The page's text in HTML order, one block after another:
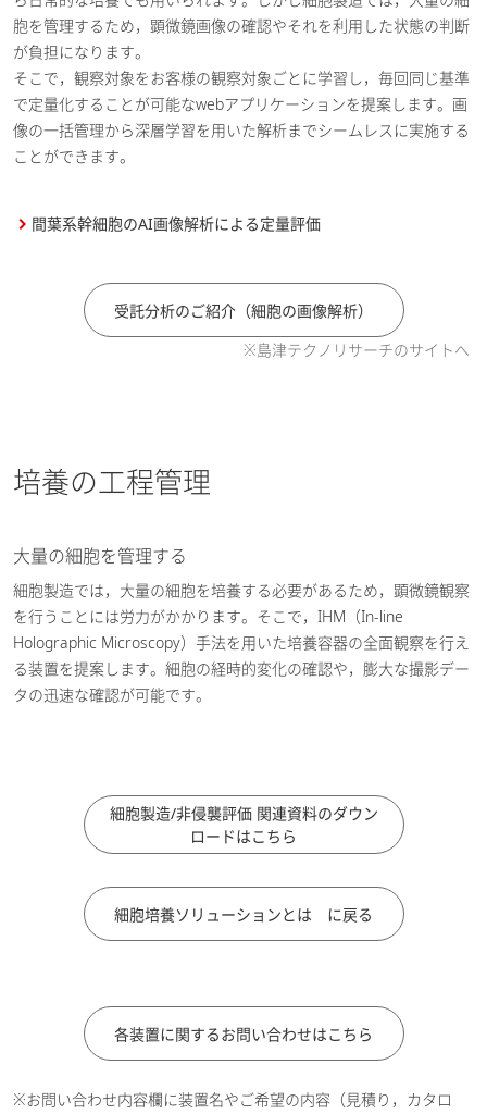
胞を管理するため，顕微鏡画像の確認やそれを利用した状態の判断
が負担になります。
そこで，観察対象をお客様の観察対象ごとに学習し，毎回同じ基準
で定量化することが可能なwebアプリケーションを提案します。画
像の一括管理から深層学習を用いた解析までシームレスに実施する
ことができます。
間葉系幹細胞のAI画像解析による定量評価
受託分析のご紹介（細胞の画像解析）
※島津テクノリサーチのサイトへ
培養の工程管理
大量の細胞を管理する
細胞製造では，大量の細胞を培養する必要があるため，顕微鏡観察
を行うことには労力がかかります。そこで，IHM（In-line
Holographic Microscopy）手法を用いた培養容器の全面観察を行え
る装置を提案します。細胞の経時的変化の確認や，膨大な撮影デー
タの迅速な確認が可能です。
細胞製造/非侵襲評価 関連資料のダウン
ロードはこちら
細胞培養ソリューションとは に戻る
各装置に関するお問い合わせはこちら
※お問い合わせ内容欄に装置名やご希望の内容（見積り，カタロ